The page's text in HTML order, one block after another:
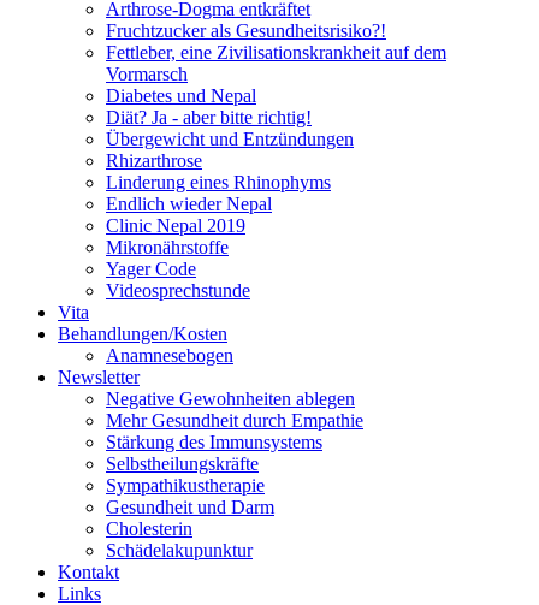
Arthrose-Dogma entkräftet
Fruchtzucker als Gesundheitsrisiko?!
Fettleber, eine Zivilisationskrankheit auf dem
Vormarsch
Diabetes und Nepal
Diät? Ja - aber bitte richtig!
Übergewicht und Entzündungen
Rhizarthrose
Linderung eines Rhinophyms
Endlich wieder Nepal
Clinic Nepal 2019
Mikronährstoffe
Yager Code
Videosprechstunde
Vita
Behandlungen/Kosten
Anamnesebogen
Newsletter
Negative Gewohnheiten ablegen
Mehr Gesundheit durch Empathie
Stärkung des Immunsystems
Selbstheilungskräfte
Sympathikustherapie
Gesundheit und Darm
Cholesterin
Schädelakupunktur
Kontakt
Links